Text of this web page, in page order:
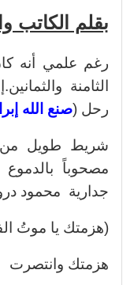
بقلم الكاتب
رغم علمي أنه
الثامنة
رحل (صنع الله
شريط طويل من
مصحوباً
جدارية محمود
(هزمتك يا موتُ
هزمتك وانتصرت